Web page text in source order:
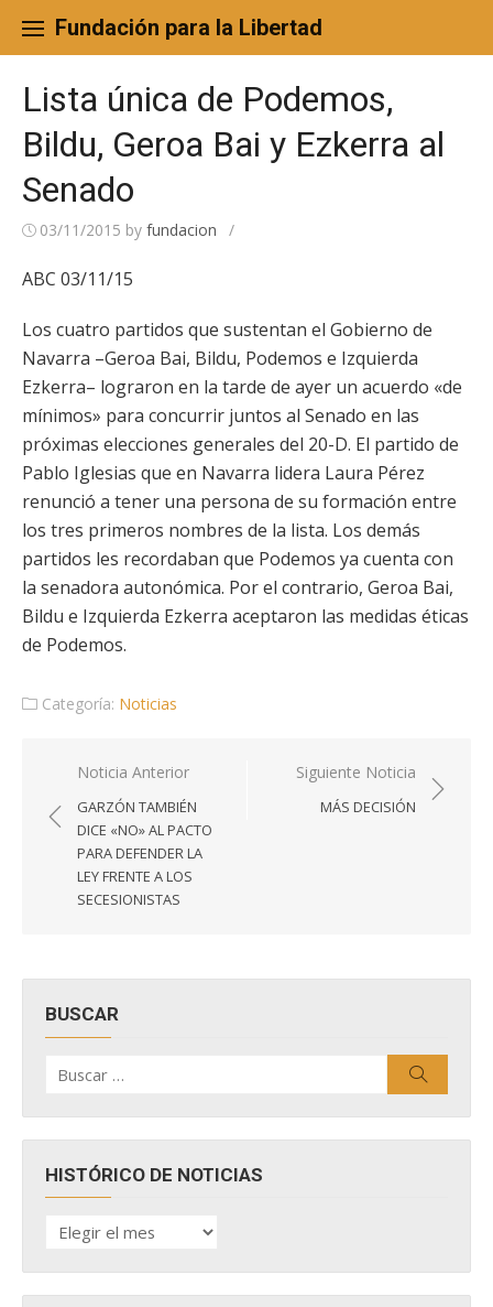
content
Fundación para la Libertad
Lista única de Podemos,
Bildu, Geroa Bai y Ezkerra al
Senado
03/11/2015 by fundacion /
ABC 03/11/15
Los cuatro partidos que sustentan el Gobierno de
Navarra –Geroa Bai, Bildu, Podemos e Izquierda
Ezkerra– lograron en la tarde de ayer un acuerdo «de
mínimos» para concurrir juntos al Senado en las
próximas elecciones generales del 20-D. El partido de
Pablo Iglesias que en Navarra lidera Laura Pérez
renunció a tener una persona de su formación entre
los tres primeros nombres de la lista. Los demás
partidos les recordaban que Podemos ya cuenta con
la senadora autonómica. Por el contrario, Geroa Bai,
Bildu e Izquierda Ezkerra aceptaron las medidas éticas
de Podemos.
Categoría: Noticias
Navegación
de
entradas
Noticia Anterior
GARZÓN TAMBIÉN
DICE «NO» AL PACTO
PARA DEFENDER LA
LEY FRENTE A LOS
SECESIONISTAS
Siguiente Noticia
MÁS DECISIÓN
BUSCAR
por:
HISTÓRICO DE NOTICIAS
HISTÓRICO
DE